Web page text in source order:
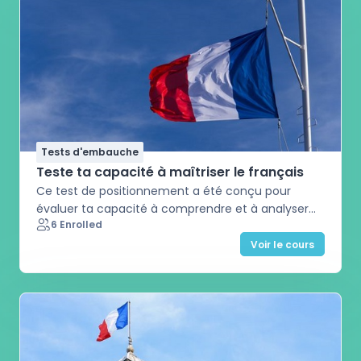
Tests d'embauche
Teste ta capacité à maîtriser le français
Ce test de positionnement a été conçu pour
évaluer ta capacité à comprendre et à analyser
des contenus en français. Il te permet d’identifier
ton niveau actuel selon le cadre européen
commun de référence pour les langues.Tout au
différentes questions basées sur des supports
variés. Des extraits audio te permettront d’évaluer
ta compréhension orale, notamment ta capacité
à suivre une conversation, repérer des
6 Enrolled
Voir le cours